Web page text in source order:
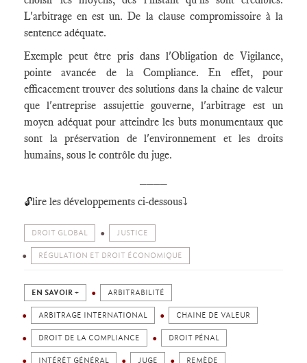
L'arbitrage en est un. De la clause compromissoire à la
sentence adéquate.
Exemple peut être pris dans l'Obligation de Vigilance,
pointe avancée de la Compliance. En effet, pour
efficacement trouver des solutions dans la chaine de valeur
que l'entreprise assujettie gouverne, l'arbitrage est un
moyen adéquat pour atteindre les buts monumentaux que
sont la préservation de l'environnement et les droits
humains, sous le contrôle du juge.
🔓lire les développements ci-dessous⤵️
DROIT GLOBAL JUSTICE
RÉGULATION ET DROIT ÉCONOMIQUE
EN SAVOIR + ARBITRABILITÉ
ARBITRAGE INTERNATIONAL CHAINE DE VALEUR
DROIT DE LA COMPLIANCE DROIT PÉNAL
INTÉRÊT GÉNÉRAL JUGE REMÈDE